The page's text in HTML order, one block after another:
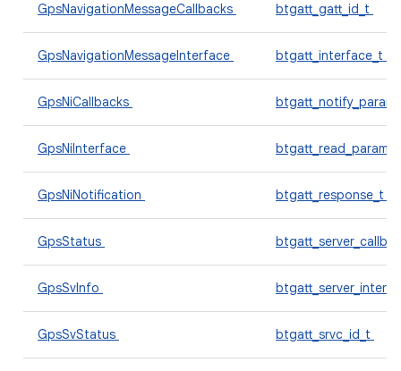
GpsNavigationMessageCallbacks btgatt_gatt_id_t
GpsNavigationMessageInterface btgatt_interface_t
GpsNiCallbacks
GpsNiInterface
GpsNiNotification btgatt_response_t
GpsStatus
GpsSvInfo
GpsSvStatus btgatt_srvc_id_t